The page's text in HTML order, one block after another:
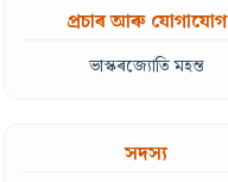
প্ৰচাৰ আৰু যোগাযোগ
ভাস্কৰজ্যোতি মহন্ত
সদস্য